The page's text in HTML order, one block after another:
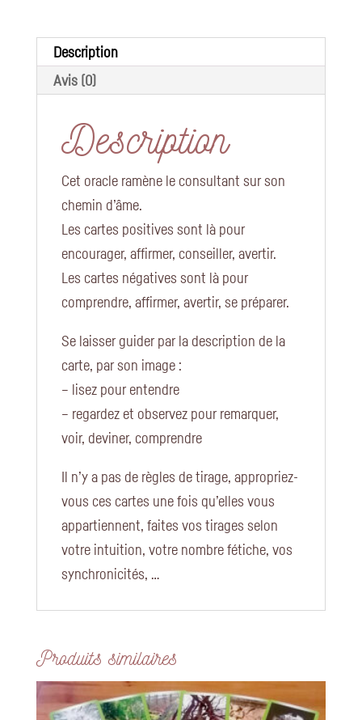
Description
Avis (0)
Description
Cet oracle ramène le consultant sur son
chemin d’âme.
Les cartes positives sont là pour
encourager, affirmer, conseiller, avertir.
Les cartes négatives sont là pour
comprendre, affirmer, avertir, se préparer.
Se laisser guider par la description de la
carte, par son image :
– lisez pour entendre
– regardez et observez pour remarquer,
voir, deviner, comprendre
Il n’y a pas de règles de tirage, appropriez-
vous ces cartes une fois qu’elles vous
appartiennent, faites vos tirages selon
votre intuition, votre nombre fétiche, vos
synchronicités, …
Produits similaires